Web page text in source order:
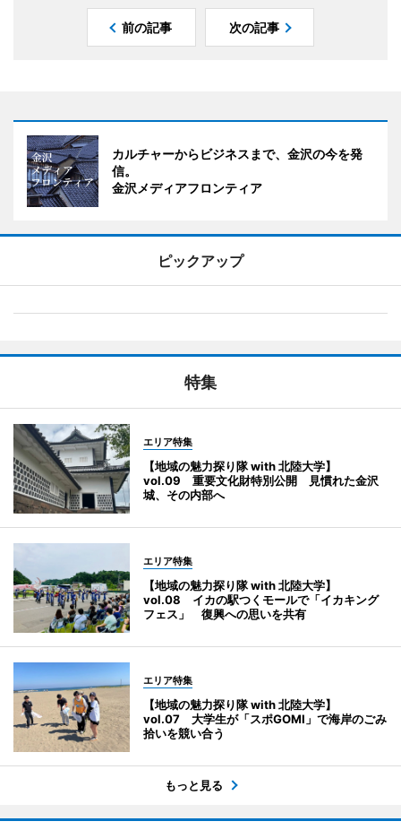
前の記事 次の記事
カルチャーからビジネスまで、金沢の今を発
信。
金沢メディアフロンティア
ピックアップ
特集
エリア特集
【地域の魅力探り隊 with 北陸大学】
vol.09 重要文化財特別公開 見慣れた金沢
城、その内部へ
エリア特集
【地域の魅力探り隊 with 北陸大学】
vol.08 イカの駅つくモールで「イカキング
フェス」 復興への思いを共有
エリア特集
【地域の魅力探り隊 with 北陸大学】
vol.07 大学生が「スポGOMI」で海岸のごみ
拾いを競い合う
もっと見る